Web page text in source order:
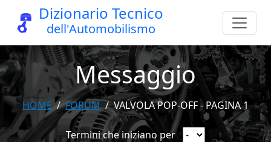
Dizionario Tecnico
dell'Automobilismo
Messaggio
HOME FORUM VALVOLA POP-OFF - PAGINA 1
Termini che iniziano per